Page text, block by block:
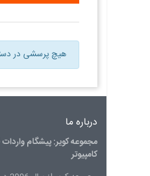
هیچ پرسشی در
درباره ما
مجموعه کویر: پیشگام
کامپیوتر